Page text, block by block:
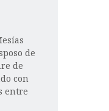
de
de
con
entre